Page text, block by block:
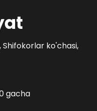
ko'chasi,
gacha